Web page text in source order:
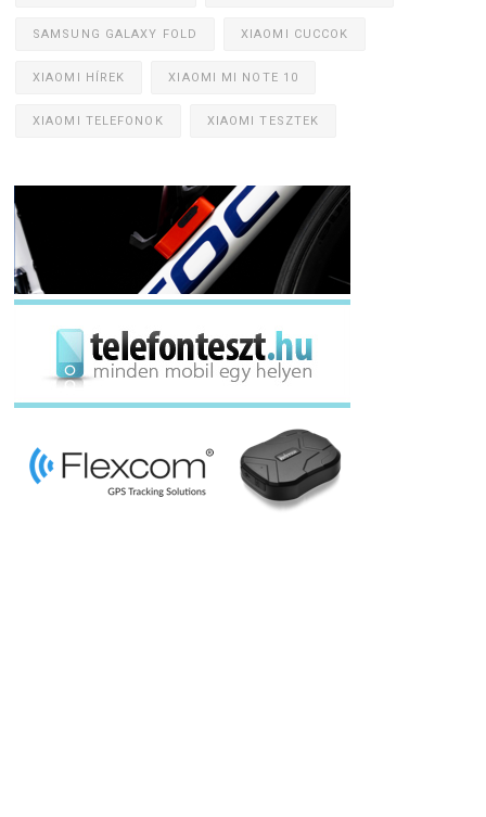
SAMSUNG GALAXY FOLD XIAOMI CUCCOK
XIAOMI HÍREK XIAOMI MI NOTE 10
XIAOMI TELEFONOK XIAOMI TESZTEK